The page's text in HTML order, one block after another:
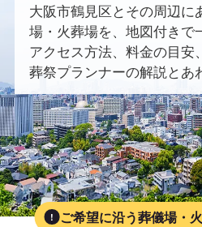
大阪市鶴見区とその周辺に
場・火葬場を、地図付きで
アクセス方法、料金の目安
葬祭プランナーの解説とあ
ご希望に沿う葬儀場・